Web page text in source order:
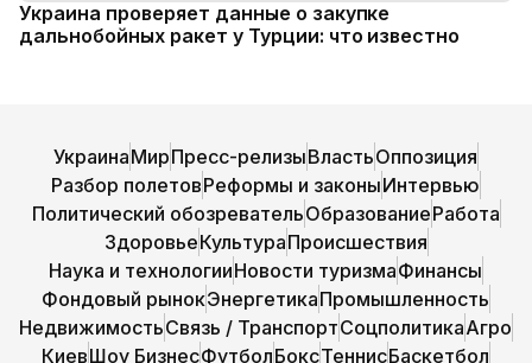
Украина проверяет данные о закупке
дальнобойных ракет у Турции: что известно
УкраинаМирПресс-релизыВластьОппозиция
Разбор полетовРеформы и законыИнтервью
Политический обозревательОбразованиеРабота
ЗдоровьеКультураПроисшествия
Наука и технологииНовости туризмаФинансы
Фондовый рынокЭнергетикаПромышленность
НедвижимостьСвязь / ТранспортСоцполитикаАгро
КиевШоу БизнесФутболБоксТеннисБаскетбол